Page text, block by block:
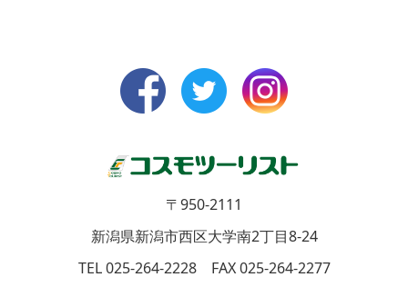
〒950-2111
新潟県新潟市西区大学南2丁目8-24
TEL 025-264-2228 FAX 025-264-2277